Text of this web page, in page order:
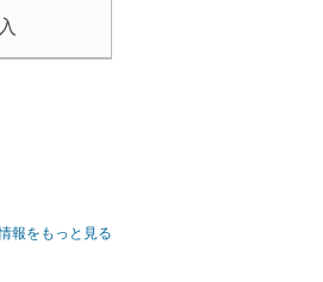
報をもっと見る